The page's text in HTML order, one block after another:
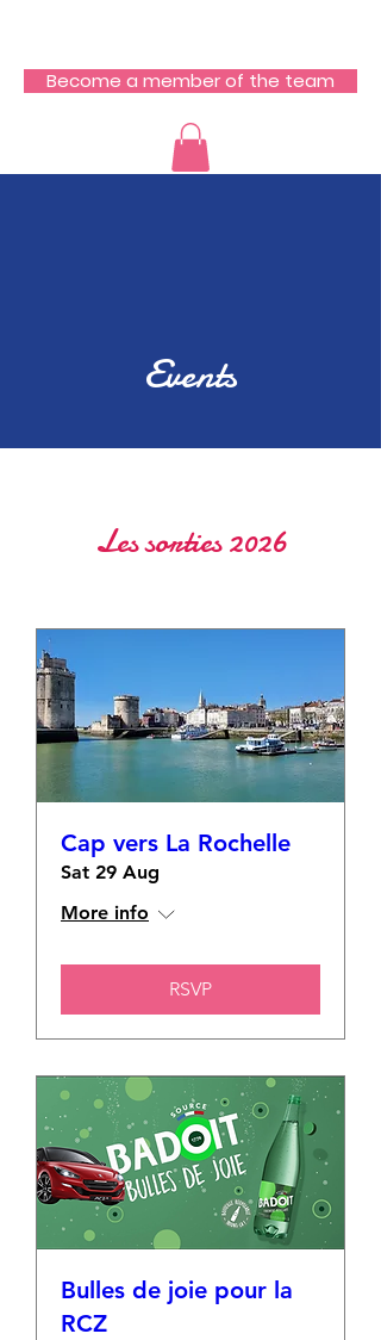
Become a member of the team
Events
Titre 1Les sorties 2026
Cap vers La Rochelle
Sat 29 Aug
More info
RSVP
Bulles de joie pour la
RCZ